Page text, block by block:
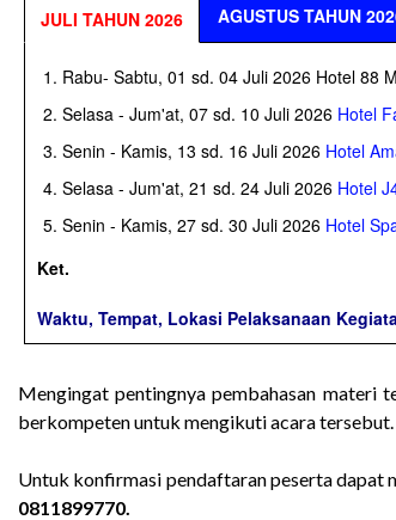
JULI TAHUN 2026 AGUSTUS TAHUN
Rabu- Sabtu, 01 sd. 04 Juli 2026 Hotel 88
Selasa - Jum'at, 07 sd. 10 Juli 2026 Hotel
Senin - Kamis, 13 sd. 16 Juli 2026 Hotel
Selasa - Jum'at, 21 sd. 24 Juli 2026 Hotel
Senin - Kamis, 27 sd. 30 Juli 2026 Hotel
Ket.
Waktu, Tempat, Lokasi Pelaksanaan
Mengingat pentingnya pembahasan materi
berkompeten untuk mengikuti acara
Untuk konfirmasi pendaftaran peserta dapat
0811899770